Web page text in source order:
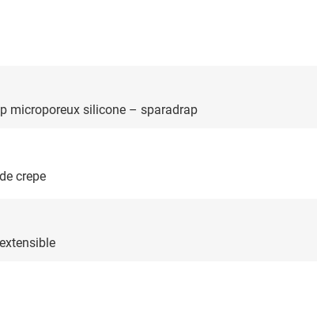
microporeux silicone – sparadrap
crepe